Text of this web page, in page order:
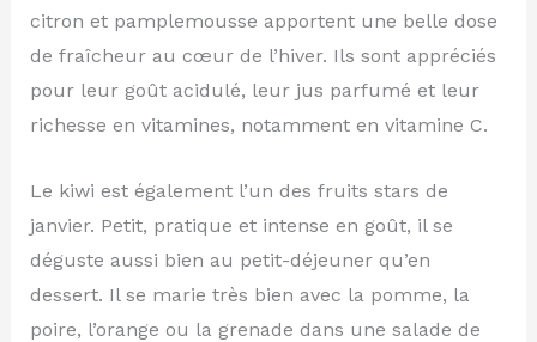
citron et pamplemousse apportent une belle dose
de fraîcheur au cœur de l’hiver. Ils sont appréciés
pour leur goût acidulé, leur jus parfumé et leur
richesse en vitamines, notamment en vitamine C.
Le kiwi est également l’un des fruits stars de
janvier. Petit, pratique et intense en goût, il se
déguste aussi bien au petit-déjeuner qu’en
dessert. Il se marie très bien avec la pomme, la
poire, l’orange ou la grenade dans une salade de